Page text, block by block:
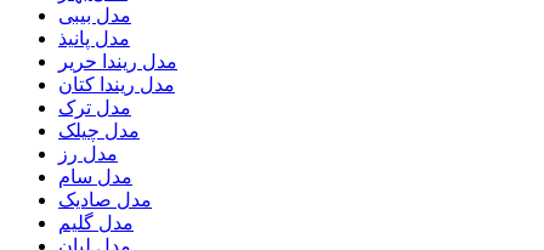
مدل بیبی
مدل پانیذ
مدل ریندا حریر
مدل ریندا کتان
مدل ترک
مدل چیلک
مدل رز
مدل سام
مدل صادیک
مدل گلیم